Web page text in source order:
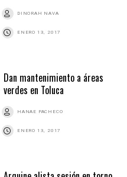
DINORAH NAVA
ENERO 13, 2017
Dan mantenimiento a áreas
verdes en Toluca
HANAE PACHECO
ENERO 13, 2017